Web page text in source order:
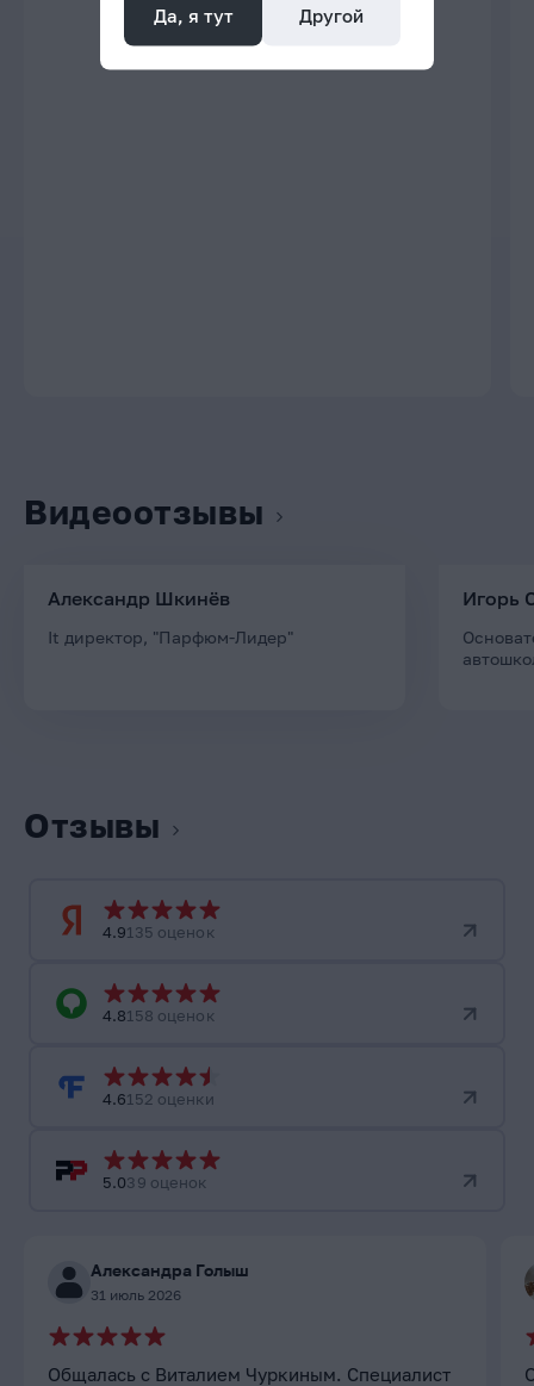
Видеоотзывы
Александр Шкинёв
It директор, "Парфюм-Лидер"
Игорь
Отзывы
4.9135 оценок
4.8158 оценок
4.6152 оценки
5.039 оценок
Александра Голыш
31 июль 2026
Общалась с Виталием Чуркиным. Специалист
Да, я тут Другой